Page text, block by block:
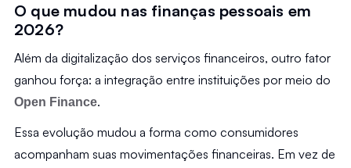
O que mudou nas finanças pessoais em
2026?
Além da digitalização dos serviços financeiros, outro fator
Open Finance.
Essa evolução mudou a forma como consumidores
acompanham suas movimentações financeiras. Em vez de